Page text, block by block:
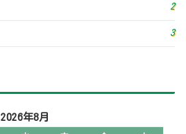
2
3
2026年8月